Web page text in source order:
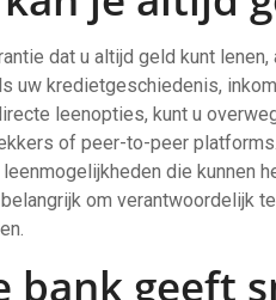
dat u altijd geld kunt
uw kredietgeschiedenis,
leenopties, kunt u
of peer-to-peer
die kunnen
om verantwoordelijk
bank geeft